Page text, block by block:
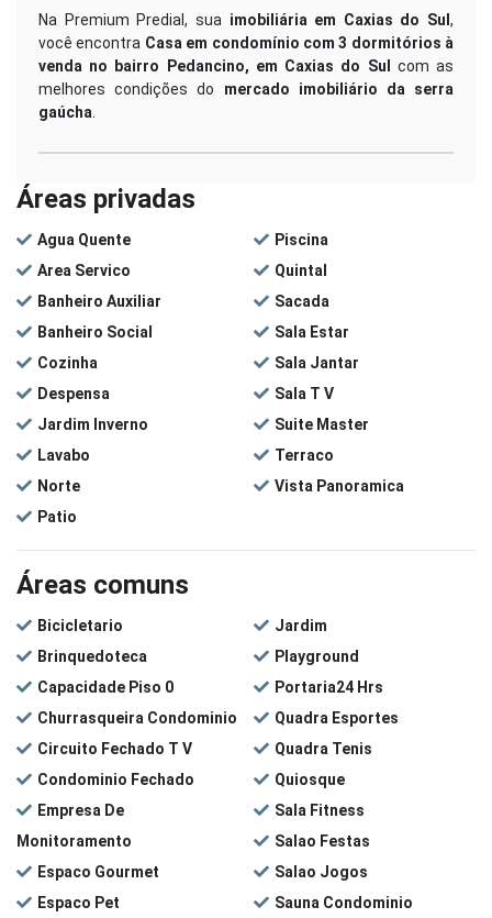
Na Premium Predial, sua imobiliária em Caxias do Sul ,
você encontra Casa em condomínio com 3 dormitórios à
venda no bairro Pedancino, em Caxias do Sul
com as
melhores condições do mercado imobiliário da serra
gaúcha
Áreas privadas
Agua Quente
Area Servico
Banheiro Auxiliar
Banheiro Social
Cozinha
Despensa
Jardim Inverno
Lavabo
Norte
Patio
Piscina
Quintal
Sacada
Sala Estar
Sala Jantar
Sala T V
Suite Master
Terraco
Vista Panoramica
Áreas comuns
Bicicletario
Brinquedoteca
Capacidade Piso 0
Churrasqueira Condominio
Circuito Fechado T V
Condominio Fechado
Empresa De
Monitoramento
Espaco Gourmet
Espaco Pet
Jardim
Playground
Portaria24 Hrs
Quadra Esportes
Quadra Tenis
Quiosque
Sala Fitness
Salao Festas
Salao Jogos
Sauna Condominio